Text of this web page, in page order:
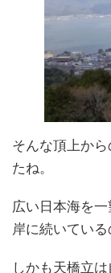
そんな頂上か
たね。
広い日本海を
岸に続いている
しかも天橋立